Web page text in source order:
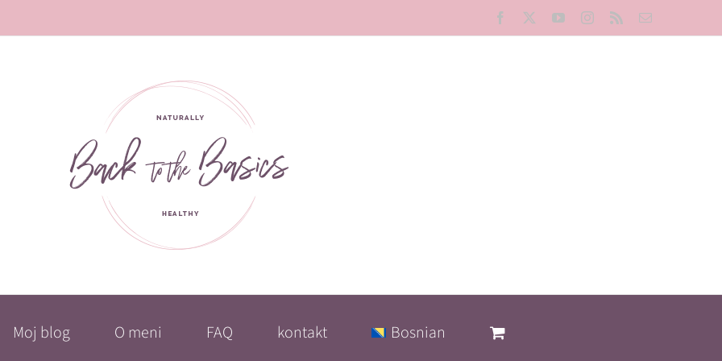
Facebook YouTubeInstagram
Rss Email
Moj blog O meni FAQ kontakt Bosnian